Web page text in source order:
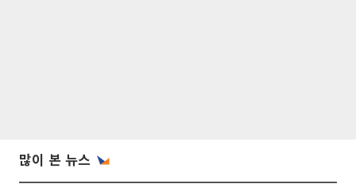
많이 본 뉴스